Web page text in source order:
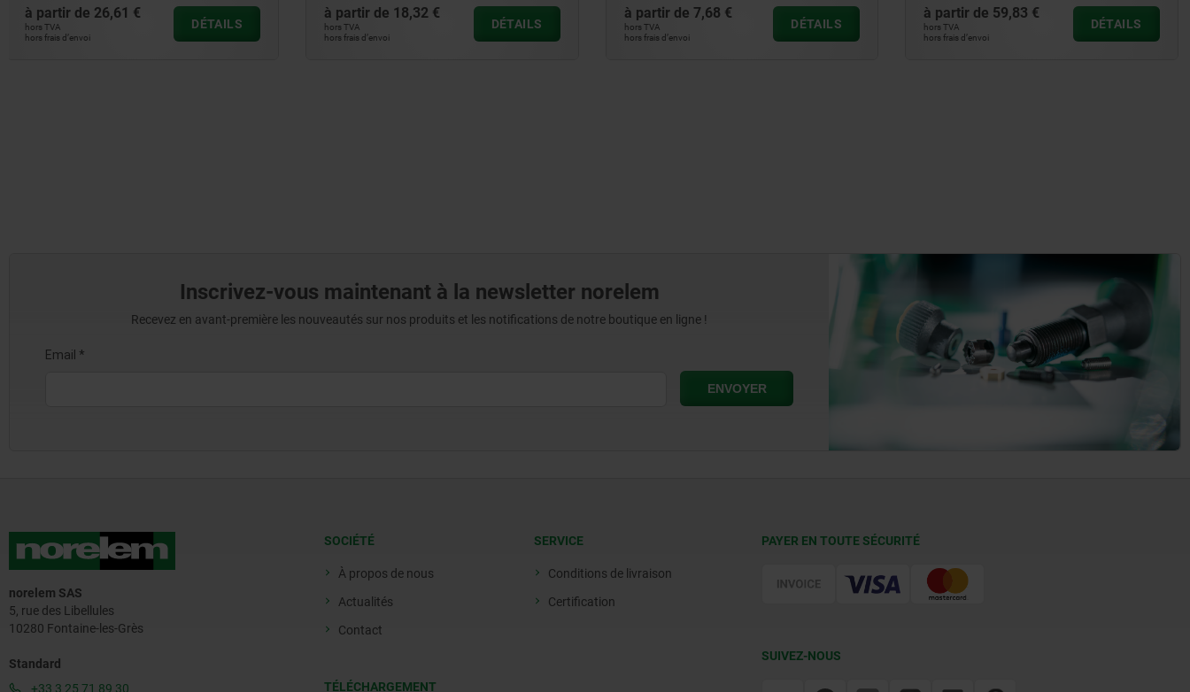
à partir de18,32 €
hors TVA
hors frais d’envoi
DÉTAILS
à partir de7,68 €
hors TVA
hors frais d’envoi
DÉTAILS
à partir de59,83 €
hors TVA
hors frais d’envoi
DÉTAILS
à partir de18,91 €
hors TVA
hors frais d’envoi
DÉTAILS
Inscrivez-vous maintenant à la newsletter norelem
Recevez en avant-première les nouveautés sur nos produits et les notifications de notre boutique en ligne !
norelem SAS
5, rue des Libellules
10280 Fontaine-les-Grès
Standard
+33 3 25 71 89 30
SOCIÉTÉ
À propos de nous
Actualités
Contact
TÉLÉCHARGEMENT
SERVICE
Conditions de livraison
Certification
PAYER EN TOUTE SÉCURITÉ
SUIVEZ-NOUS